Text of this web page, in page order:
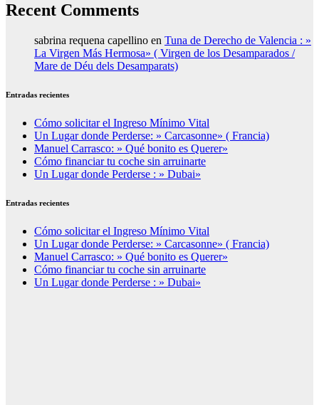
Recent Comments
sabrina requena capellino en Tuna de Derecho de Valencia : »
La Virgen Más Hermosa» ( Virgen de los Desamparados /
Mare de Déu dels Desamparats)
Entradas recientes
Cómo solicitar el Ingreso Mínimo Vital
Un Lugar donde Perderse: » Carcasonne» ( Francia)
Manuel Carrasco: » Qué bonito es Querer»
Cómo financiar tu coche sin arruinarte
Un Lugar donde Perderse : » Dubai»
Entradas recientes
Cómo solicitar el Ingreso Mínimo Vital
Un Lugar donde Perderse: » Carcasonne» ( Francia)
Manuel Carrasco: » Qué bonito es Querer»
Cómo financiar tu coche sin arruinarte
Un Lugar donde Perderse : » Dubai»